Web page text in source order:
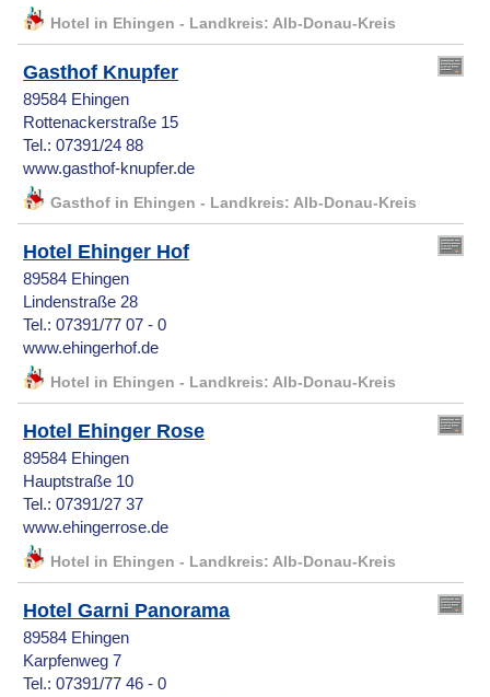
Hotel in Ehingen - Landkreis: Alb-Donau-Kreis
Gasthof Knupfer
89584 Ehingen
Rottenackerstraße 15
Tel.: 07391/24 88
www.gasthof-knupfer.de
Gasthof in Ehingen - Landkreis: Alb-Donau-Kreis
Hotel Ehinger Hof
89584 Ehingen
Lindenstraße 28
Tel.: 07391/77 07 - 0
www.ehingerhof.de
Hotel in Ehingen - Landkreis: Alb-Donau-Kreis
Hotel Ehinger Rose
89584 Ehingen
Hauptstraße 10
Tel.: 07391/27 37
www.ehingerrose.de
Hotel in Ehingen - Landkreis: Alb-Donau-Kreis
Hotel Garni Panorama
89584 Ehingen
Karpfenweg 7
Tel.: 07391/77 46 - 0